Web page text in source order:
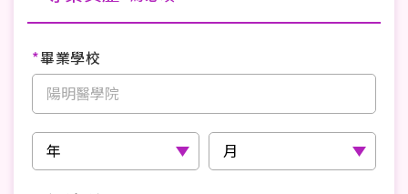
*畢業學校